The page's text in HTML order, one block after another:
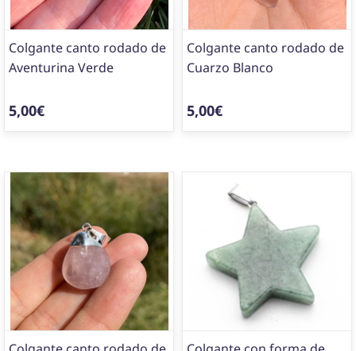
Colgante canto rodado de
Aventurina Verde
5,00€
Colgante canto rodado de
Cuarzo Blanco
5,00€